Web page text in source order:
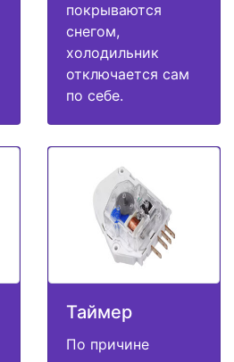
покрываются
снегом,
холодильник
отключается сам
по себе.
Таймер
По причине